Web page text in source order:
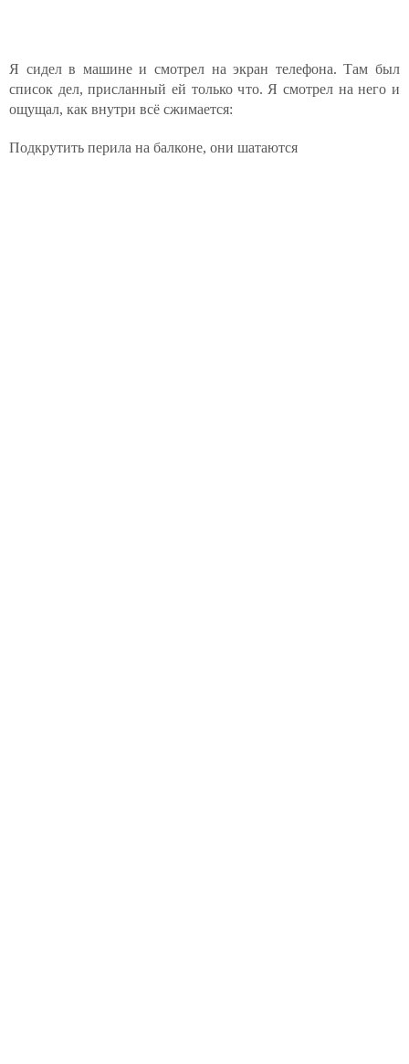
Я сидел в машине и смотрел на экран телефона. Там был
список дел, присланный ей только что. Я смотрел на него и
ощущал, как внутри всё сжимается:
Подкрутить перила на балконе, они шатаются